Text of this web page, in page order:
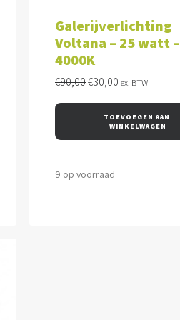
Galerijverlichting
Voltana – 25 watt –
4000K
€90,00Oorspronkelijke
€90,00.
€30,00Huidige
€30,00.
ex. BTW
TOEVOEGEN AAN
WINKELWAGEN
9 op voorraad